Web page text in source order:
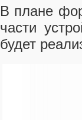
В плане
части
будет